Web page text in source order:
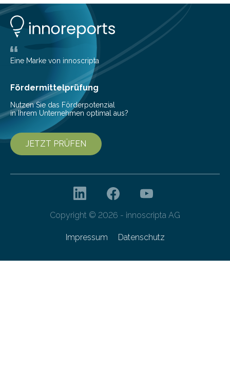
nur noch in zwei Ländern endemisch. Bis das Virus
weltweit ausgerottet ist, ist aber auch in Deutschland
ein Impfschutz wichtig, da das Virus jederzeit wieder
eingeschleppt werden könnte. Epidemiolog:innen des
Helmholtz-Zentrums für Infektionsforschung (HZI)
haben nun gezeigt, dass viele…
Eine Marke von innoscripta
Fördermittelprüfung
Nutzen Sie das Förderpotenzial
in Ihrem Unternehmen optimal aus?
JETZT PRÜFEN
Copyright © 2026 - innoscripta AG
Impressum Datenschutz